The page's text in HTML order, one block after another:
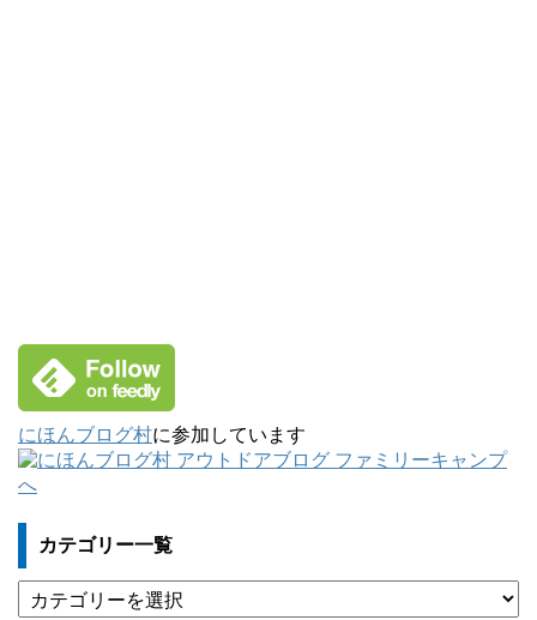
にほんブログ村に参加しています
カテゴリー一覧
テ